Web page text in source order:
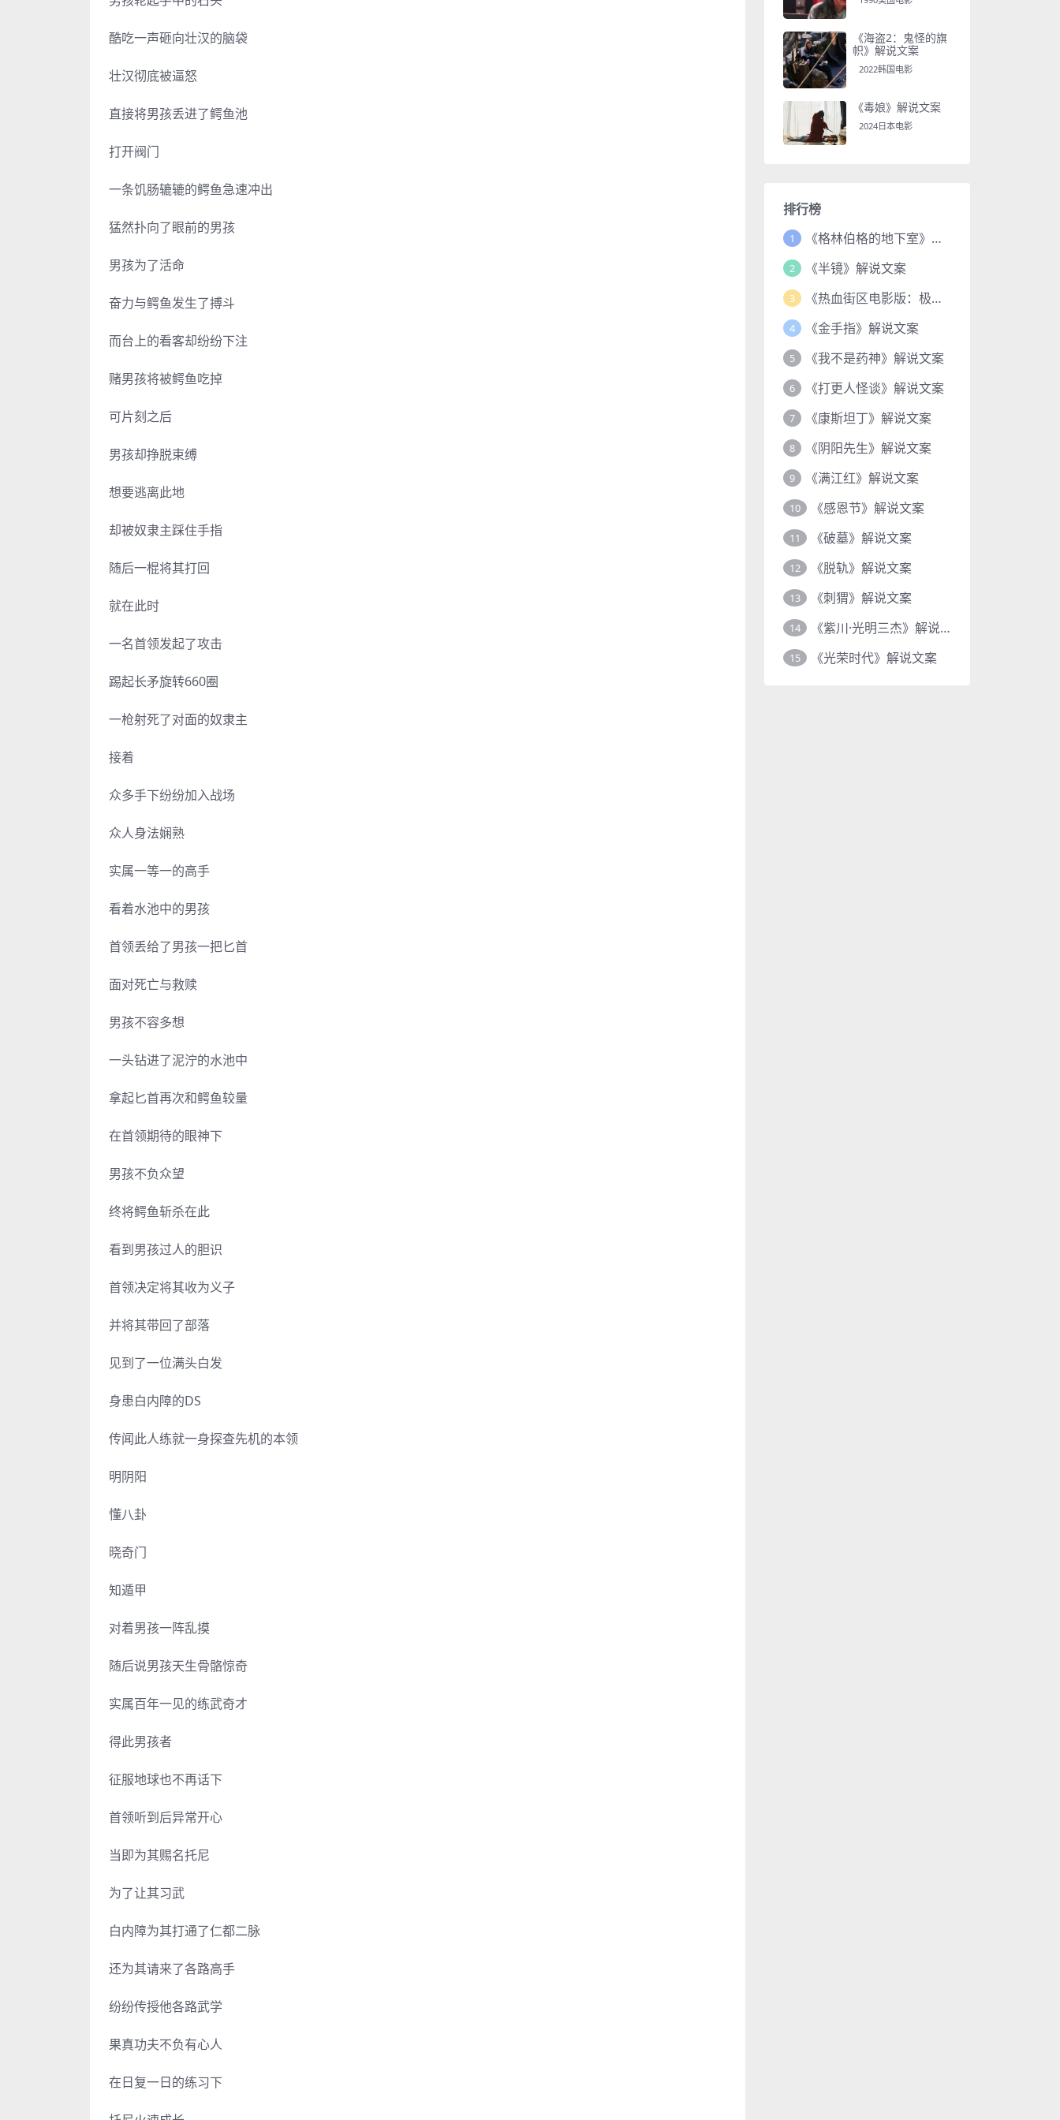
酷吃一声砸向壮汉的脑袋
壮汉彻底被逼怒
直接将男孩丢进了鳄鱼池
打开阀门
一条饥肠辘辘的鳄鱼急速冲出
猛然扑向了眼前的男孩
男孩为了活命
奋力与鳄鱼发生了搏斗
而台上的看客却纷纷下注
赌男孩将被鳄鱼吃掉
可片刻之后
男孩却挣脱束缚
想要逃离此地
却被奴隶主踩住手指
随后一棍将其打回
就在此时
一名首领发起了攻击
踢起长矛旋转660圈
一枪射死了对面的奴隶主
接着
众多手下纷纷加入战场
众人身法娴熟
实属一等一的高手
看着水池中的男孩
首领丢给了男孩一把匕首
面对死亡与救赎
男孩不容多想
一头钻进了泥泞的水池中
拿起匕首再次和鳄鱼较量
在首领期待的眼神下
男孩不负众望
终将鳄鱼斩杀在此
看到男孩过人的胆识
首领决定将其收为义子
并将其带回了部落
见到了一位满头白发
身患白内障的DS
传闻此人练就一身探查先机的本领
明阴阳
懂八卦
晓奇门
知遁甲
对着男孩一阵乱摸
随后说男孩天生骨骼惊奇
实属百年一见的练武奇才
得此男孩者
征服地球也不再话下
首领听到后异常开心
当即为其赐名托尼
为了让其习武
白内障为其打通了仁都二脉
还为其请来了各路高手
纷纷传授他各路武学
果真功夫不负有心人
在日复一日的练习下
《海盗2：鬼怪的旗
帜》解说文案
2022韩国电影
《毒娘》解说文案
2024日本电影
排行榜
1 《格林伯格的地下室》解说文案
2 《半镜》解说文案
3 《热血街区电影版：极恶王续篇》解说文案
4 《金手指》解说文案
5 《我不是药神》解说文案
6 《打更人怪谈》解说文案
7 《康斯坦丁》解说文案
8 《阴阳先生》解说文案
9 《满江红》解说文案
10 《感恩节》解说文案
11 《破墓》解说文案
12 《脱轨》解说文案
13 《刺猬》解说文案
14 《紫川·光明三杰》解说文案
15 《光荣时代》解说文案